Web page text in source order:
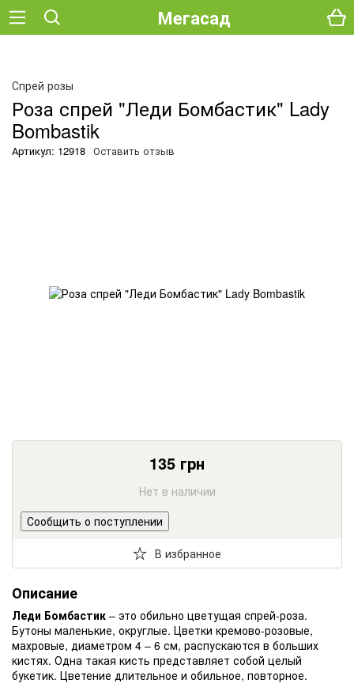
Мегасад
Спрей розы
Роза спрей "Леди Бомбастик" Lady
Bombastik
Артикул: 12918 Оставить отзыв
135 грн
Нет в наличии
Сообщить о поступлении
В избранное
Описание
Леди Бомбастик – это обильно цветущая спрей-роза.
Бутоны маленькие, округлые. Цветки кремово-розовые,
махровые, диаметром 4 – 6 см, распускаются в больших
кистях. Одна такая кисть представляет собой целый
букетик. Цветение длительное и обильное, повторное.